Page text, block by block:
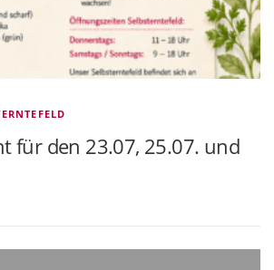
für den 23.07, 25.07. und